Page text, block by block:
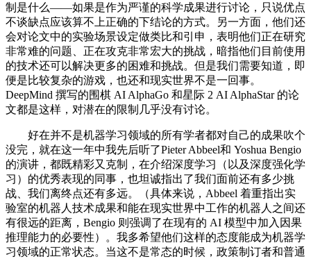
制是什么——如果是作为严谨的科学成果进行讨论，只说优点
不谈缺点应该算不上正确的下结论的方式。另一方面，他们还
会对论文中的实验场景设定做类比和引申，表明他们正在研究
非常难的问题、正在攻克非常宏大的挑战，暗指他们目前使用
的技术还可以解决更多的困难和挑战。但是我们需要知道，即
便是比较复杂的游戏，也还和现实世界不是一回事。
DeepMind 撰写的围棋 AI AlphaGo 和星际 2 AI AlphaStar 的论
文都是这样，对潜在的限制几乎没有讨论。
好在并不是机器学习领域的所有学者都对自己的成果吹个
没完，就在这一年中我先后听了Pieter Abbeel和 Yoshua Bengio
的演讲，都既精彩又克制，在介绍深度学习（以及深度强化学
习）的优秀表现的同事，也坦诚指出了我们面前还有多少挑
战、我们离终点还有多远。（具体来说，Abbeel 着重指出实
验室的机器人技术成果和能在现实世界中工作的机器人之间还
有很远的距离，Bengio 则强调了在现有的 AI 模型中加入因果
推理能力的必要性）。我多希望他们这样的态度能成为机器学
习领域的正常状态。当这不是常态的时候，政策制订者和普通